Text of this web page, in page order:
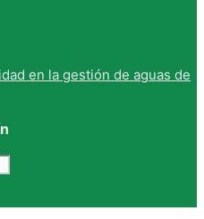
en la gestión de aguas de